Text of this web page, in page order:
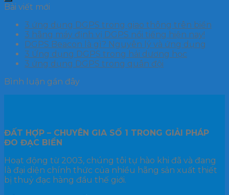
Bài viết mới
3 ứng dụng DGPS trong giao thông trên biển
3 hãng máy định vị DGPS nổi tiếng hiện nay!
DGPS Beacon là gì? Nguyên lý và ứng dụng
3 Ứng dụng DGPS trong hải dương học
3 ứng dụng DGPS trong quân đội
Bình luận gần đây
ĐẤT HỢP – CHUYÊN GIA SỐ 1 TRONG GIẢI PHÁP
ĐO ĐẠC BIỂN
Hoạt động từ 2003, chúng tôi tự hào khi đã và đang
là đại diện chính thức của nhiều hãng sản xuất thiết
bị thuỷ đạc hàng đầu thế giới.